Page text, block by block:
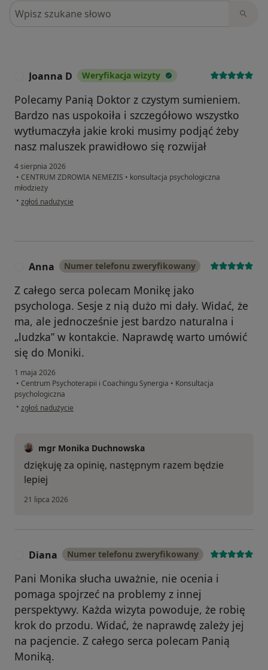
Szukaj w opiniach
Joanna D Weryfikacja wizyty
Polecamy Panią Doktor z czystym sumieniem.
Bardzo nas uspokoiła i szczegółowo wszystko
wytłumaczyła jakie kroki musimy podjąć żeby
nasz maluszek prawidłowo się rozwijał
4 sierpnia 2026
• CENTRUM ZDROWIA NEMEZIS • konsultacja psychologiczna
młodzieży
• w opinii użytkownika Joanna D
zgłoś nadużycie
Anna Numer telefonu zweryfikowany
Z całego serca polecam Monikę jako
psychologa. Sesje z nią dużo mi dały. Widać, że
ma, ale jednocześnie jest bardzo naturalna i
„ludzka” w kontakcie. Naprawdę warto umówić
się do Moniki.
1 maja 2026
• Centrum Psychoterapii i Coachingu Synergia • Konsultacja
psychologiczna
• w opinii użytkownika Anna
zgłoś nadużycie
mgr Monika Duchnowska
dziękuję za opinię, następnym razem będzie
lepiej
21 lipca 2026
Diana Numer telefonu zweryfikowany
Pani Monika słucha uważnie, nie ocenia i
pomaga spojrzeć na problemy z innej
perspektywy. Każda wizyta powoduje, że robię
krok do przodu. Widać, że naprawdę zależy jej
na pacjencie. Z całego serca polecam Panią
Moniką.